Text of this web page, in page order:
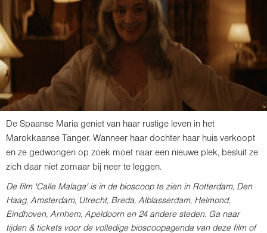
De Spaanse Maria geniet van haar rustige leven in het
Marokkaanse Tanger. Wanneer haar dochter haar huis verkoopt
en ze gedwongen op zoek moet naar een nieuwe plek, besluit ze
zich daar niet zomaar bij neer te leggen.
De film 'Calle Malaga' is in de bioscoop te zien in Rotterdam, Den
Haag, Amsterdam, Utrecht, Breda, Alblasserdam, Helmond,
Eindhoven, Arnhem, Apeldoorn en 24 andere steden. Ga naar
tijden & tickets voor de volledige bioscoopagenda van deze film of